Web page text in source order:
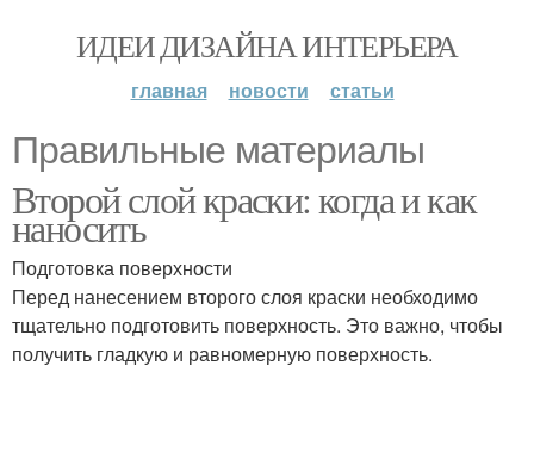
ИДЕИ ДИЗАЙНА ИНТЕРЬЕРА
главная новости статьи
Правильные материалы
Второй слой краски: когда и как
наносить
Подготовка поверхности
Перед нанесением второго слоя краски необходимо
тщательно подготовить поверхность. Это важно, чтобы
получить гладкую и равномерную поверхность.